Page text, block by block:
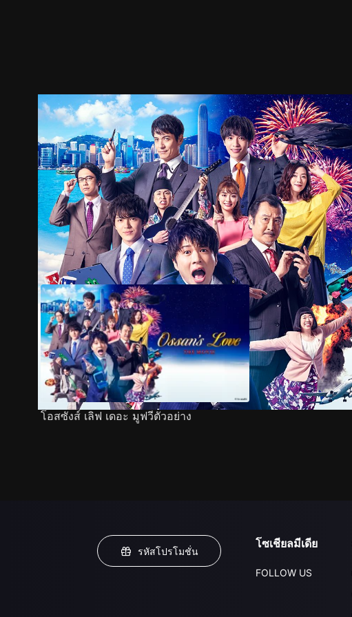
ตัวอย่าง ภาพนิ่ง เนื้อหาที่แนะนำ รายละเอียด
โอสซังส์ เลิฟ เดอะ มูฟวีตัวอย่าง
รหัสโปรโมชั่น
โซเชียลมีเดีย
FOLLOW US